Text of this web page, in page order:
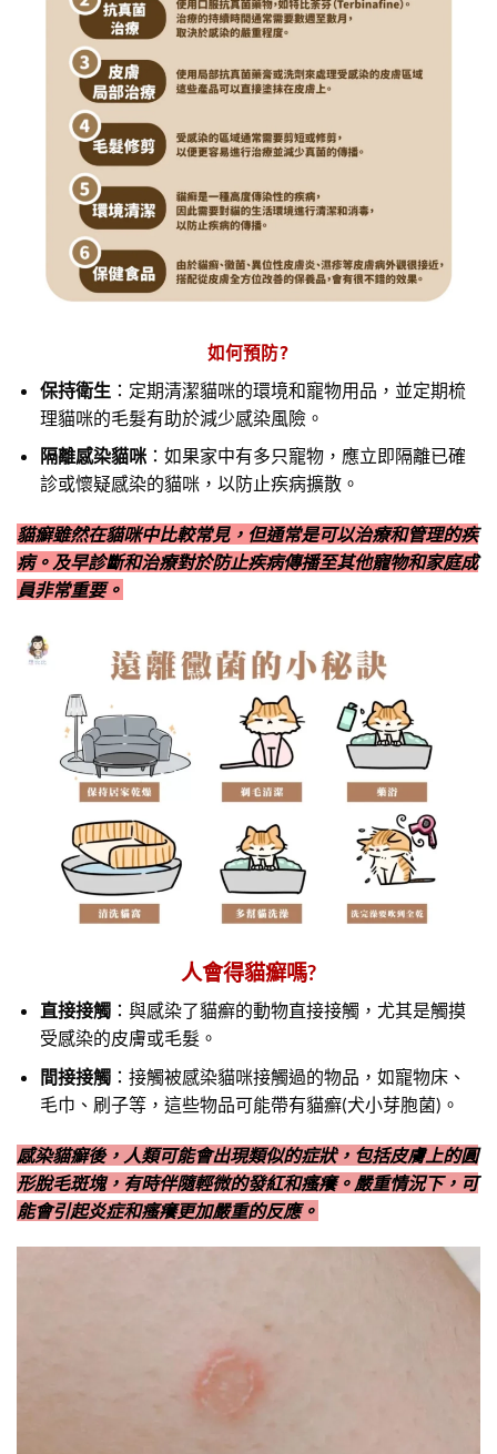
如何預防?
保持衛生 ：定期清潔貓咪的環境和寵物用品，並定期梳
理貓咪的毛髮有助於減少感染風險。
隔離感染貓咪：如果家中有多只寵物，應立即隔離已確
診或懷疑感染的貓咪，以防止疾病擴散。
貓癬雖然在貓咪中比較常見，但通常是可以治療和管理的疾
病。及早診斷和治療對於防止疾病傳播至其他寵物和家庭成
員非常重要。
人會得貓癬嗎?
直接接觸：與感染了貓癬的動物直接接觸，尤其是觸摸
受感染的皮膚或毛髮。
間接接觸：接觸被感染貓咪接觸過的物品，如寵物床、
毛巾、刷子等，這些物品可能帶有貓癬(犬小芽胞菌)。
感染貓癬後，人類可能會出現類似的症狀，包括皮膚上的圓
形脫毛斑塊，有時伴隨輕微的發紅和瘙癢。嚴重情況下，可
能會引起炎症和瘙癢更加嚴重的反應。